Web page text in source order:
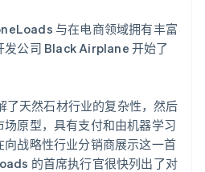
与在电商领域拥有丰富
发公司 Black Airplane 开始了
天然石材行业的复杂性，然后
原型，具有支付和由机器学习
战略性行业分销商展示这一首
的首席执行官很快列出了对